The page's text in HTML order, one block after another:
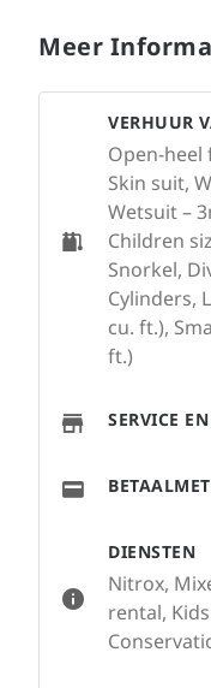
Meer
DIENSTEN
Nitrox,
rental,
VERHUUR
Open-heel
Skin suit,
Wetsuit –
Children
Snorkel,
Cylinders,
cu. ft.),
ft.)
SERVICE